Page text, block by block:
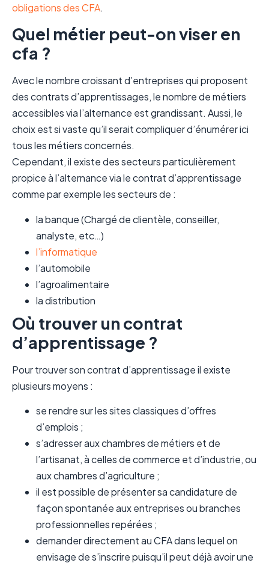
obligations des CFA.
Quel métier peut-on viser en
cfa ?
Avec le nombre croissant d’entreprises qui proposent
des contrats d’apprentissages, le nombre de métiers
accessibles via l’alternance est grandissant. Aussi, le
choix est si vaste qu’il serait compliquer d’énumérer ici
tous les métiers concernés.
Cependant, il existe des secteurs particulièrement
propice à l’alternance via le contrat d’apprentissage
comme par exemple les secteurs de :
la banque (Chargé de clientèle, conseiller,
analyste, etc…)
l’informatique
l’automobile
l’agroalimentaire
la distribution
Où trouver un contrat
d’apprentissage ?
Pour trouver son contrat d’apprentissage il existe
plusieurs moyens :
se rendre sur les sites classiques d’offres
d’emplois ;
s’adresser aux chambres de métiers et de
l’artisanat, à celles de commerce et d’industrie, ou
aux chambres d’agriculture ;
il est possible de présenter sa candidature de
façon spontanée aux entreprises ou branches
professionnelles repérées ;
demander directement au CFA dans lequel on
envisage de s’inscrire puisqu’il peut déjà avoir une